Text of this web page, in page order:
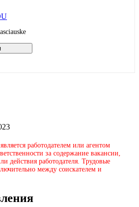
работодателем или агентом
за содержание вакансии,
действия работодателя. Трудовые
между соискателем и